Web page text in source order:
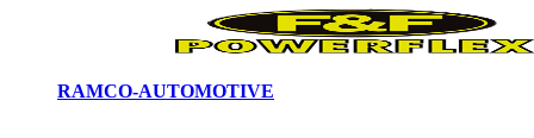
RAMCO-AUTOMOTIVE